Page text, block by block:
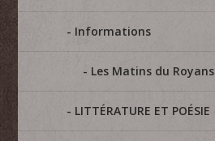
Informations
Les Matins du Royans
LITTÉRATURE ET POÉSIE